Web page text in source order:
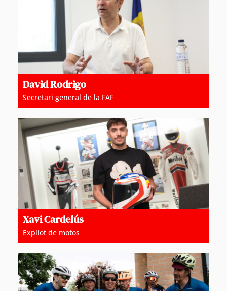
David Rodrigo
Secretari general de la FAF
Xavi Cardelús
Expilot de motos